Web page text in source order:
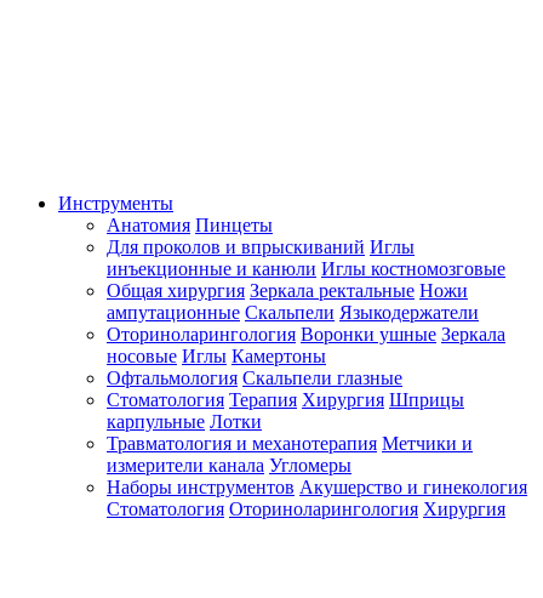
Инструменты
Анатомия Пинцеты
Для проколов и впрыскиваний Иглы
инъекционные и канюли Иглы костномозговые
Общая хирургия Зеркала ректальные Ножи
ампутационные Скальпели Языкодержатели
Оториноларингология Воронки ушные Зеркала
носовые Иглы Камертоны
Офтальмология Скальпели глазные
Стоматология Терапия Хирургия Шприцы
карпульные Лотки
Травматология и механотерапия Метчики и
измерители канала Угломеры
Наборы инструментов Акушерство и гинекология
Стоматология Оториноларингология Хирургия